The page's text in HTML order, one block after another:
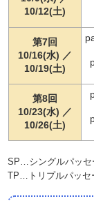
10/12(土)
第7回
10/16(水) ／
10/19(土)
第8回
10/23(水) ／
10/26(土)
SP…シングルパッ
TP…トリプルパッセ